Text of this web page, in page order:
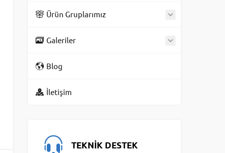
Ürün Gruplarımız
Galeriler
Blog
İletişim
TEKNİK DESTEK